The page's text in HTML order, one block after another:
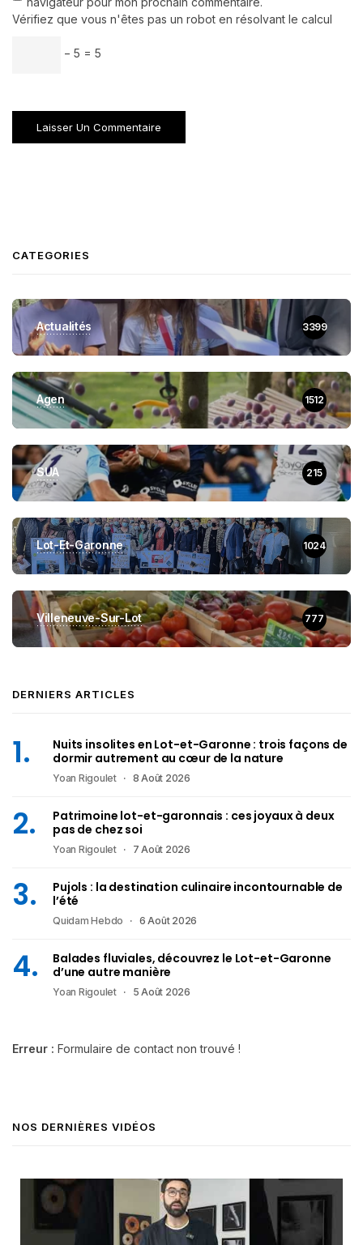
Vérifiez que vous n'êtes pas un robot en résolvant le calcul
− 5 = 5
CATEGORIES
Actualités 3399
Agen 1512
SUA 215
Lot-Et-Garonne 1024
Villeneuve-Sur-Lot 777
DERNIERS ARTICLES
Nuits insolites en Lot-et-Garonne : trois façons de
dormir autrement au cœur de la nature
Yoan Rigoulet 8 Août 2026
Patrimoine lot-et-garonnais : ces joyaux à deux
pas de chez soi
Yoan Rigoulet 7 Août 2026
Pujols : la destination culinaire incontournable de
l’été
Quidam Hebdo 6 Août 2026
Balades fluviales, découvrez le Lot-et-Garonne
d’une autre manière
Yoan Rigoulet 5 Août 2026
Erreur : Formulaire de contact non trouvé !
NOS DERNIÈRES VIDÉOS